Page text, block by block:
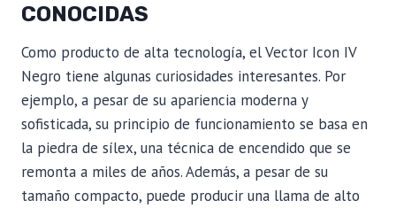
CONOCIDAS
Como producto de alta tecnología, el Vector Icon IV
Negro tiene algunas curiosidades interesantes. Por
ejemplo, a pesar de su apariencia moderna y
sofisticada, su principio de funcionamiento se basa en
la piedra de sílex, una técnica de encendido que se
remonta a miles de años. Además, a pesar de su
tamaño compacto, puede producir una llama de alto